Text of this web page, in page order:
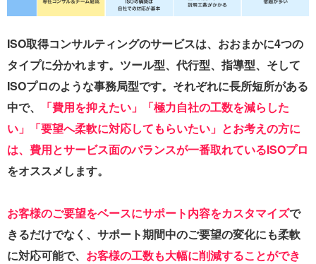
ISO取得コンサルティングのサービスは、おおまかに4つの
タイプに分かれます。ツール型、代行型、指導型、そして
ISOプロのような事務局型です。それぞれに長所短所がある
中で、
「費用を抑えたい」「極力自社の工数を減らした
い」「要望へ柔軟に対応してもらいたい」とお考えの方に
は、費用とサービス面のバランスが一番取れているISOプロ
をオススメします。
お客様のご要望をベースにサポート内容をカスタマイズで
きるだけでなく、サポート期間中のご要望の変化にも柔軟
に対応可能で、 お客様の工数も大幅に削減することができ